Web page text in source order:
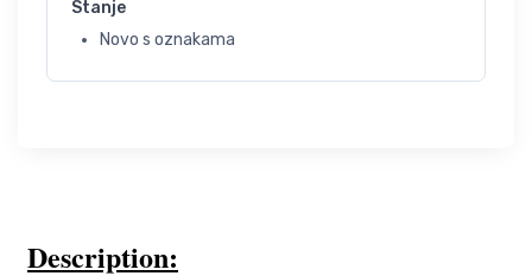
Stanje
Novo s oznakama